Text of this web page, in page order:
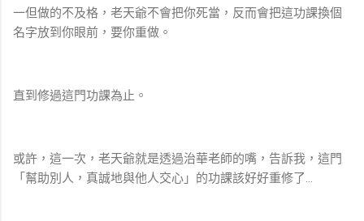
一但做的不及格，老天爺不會把你死當，反而會把這功課換個
名字放到你眼前，要你重做。
直到修過這門功課為止。
或許，這一次，老天爺就是透過治華老師的嘴，告訴我，這門
「幫助別人，真誠地與他人交心」的功課該好好重修了…